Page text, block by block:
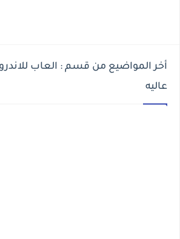
عاليه